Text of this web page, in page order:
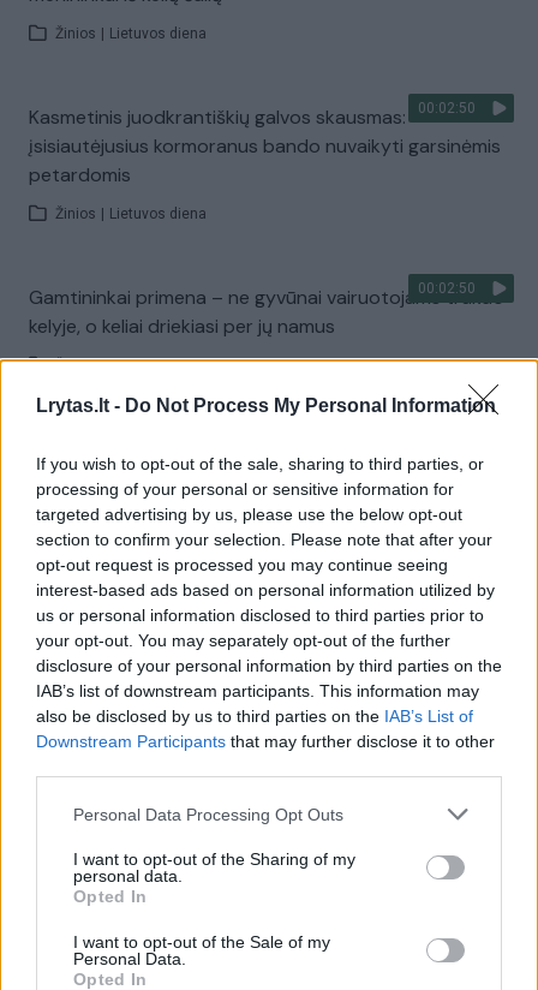
Lrytas.lt - Do Not Process My Personal Information
If you wish to opt-out of the sale, sharing to third parties, or
processing of your personal or sensitive information for
targeted advertising by us, please use the below opt-out
section to confirm your selection. Please note that after your
opt-out request is processed you may continue seeing
interest-based ads based on personal information utilized by
us or personal information disclosed to third parties prior to
your opt-out. You may separately opt-out of the further
disclosure of your personal information by third parties on the
IAB’s list of downstream participants. This information may
also be disclosed by us to third parties on the IAB’s List of
Downstream Participants that may further disclose it to other
Personal Data Processing Opt Outs
I want to opt-out of the Sharing of my
personal data.
Opted In
I want to opt-out of the Sale of my
Personal Data.
Opted In
Žinios Lietuvos diena
00:02:50
Kasmetinis juodkrantiškių galvos skausmas:
įsisiautėjusius kormoranus bando nuvaikyti garsinėmis
petardomis
Žinios Lietuvos diena
00:02:50
Gamtininkai primena – ne gyvūnai vairuotojams trukdo
kelyje, o keliai driekiasi per jų namus
Žinios | Lietuvos diena
„Jaučiamės dvigubi durneliai“
Žinios Lietuvos diena
00:03:22
Valstybė žmonėms rodo špygą – atėmė kotedžus, bet
žalos atlyginti nenori
Žinios | Lietuvos diena
00:02:09
Sprogimai Juodkrantės sengirėje: dėl ornitologų
veiksmų kenčia aplinkiniai rajonai
Žinios | Lietuvos diena
Buldozeris jau pakeliui į Neringą – žmonės metami į
gatvę
Žinios | Lietuvos diena